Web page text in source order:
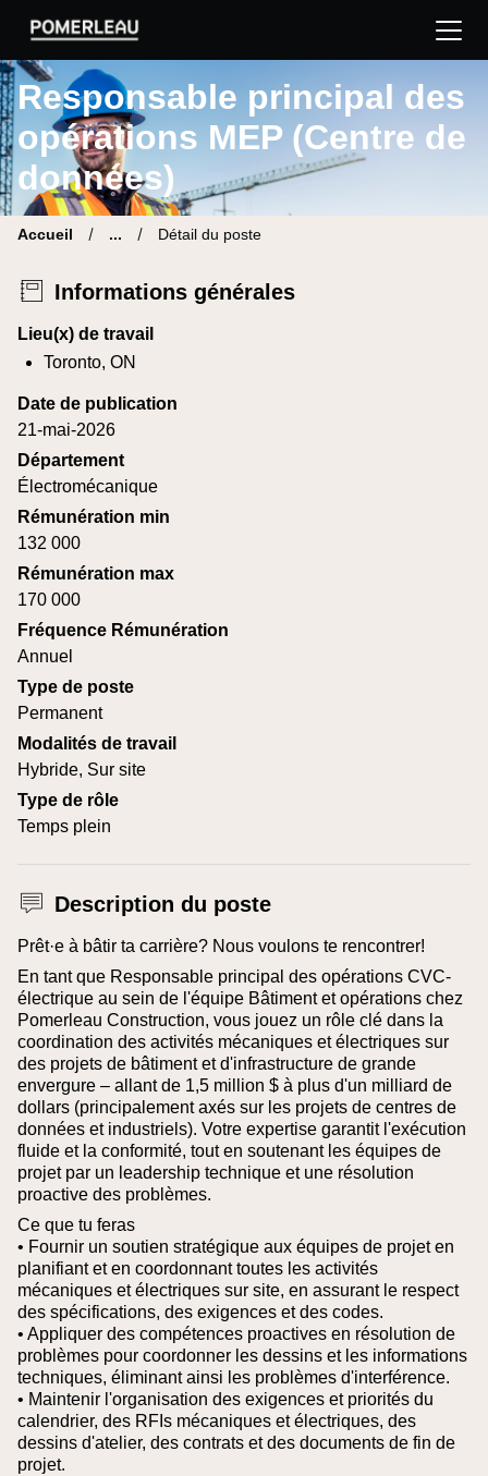
Pomerleau Site carrière | Trouve ton nouveau poste
Responsable principal des
opérations MEP (Centre de
données)
Accueil ... Détail du poste
Informations générales
Lieu(x) de travail
Toronto, ON
Date de publication
21-mai-2026
Département
Électromécanique
Rémunération min
132 000
Rémunération max
170 000
Fréquence Rémunération
Annuel
Type de poste
Permanent
Modalités de travail
Hybride, Sur site
Type de rôle
Temps plein
Description du poste
Prêt·e à bâtir ta carrière? Nous voulons te rencontrer!
En tant que Responsable principal des opérations CVC-
électrique au sein de l'équipe Bâtiment et opérations chez
Pomerleau Construction, vous jouez un rôle clé dans la
coordination des activités mécaniques et électriques sur
des projets de bâtiment et d'infrastructure de grande
envergure – allant de 1,5 million $ à plus d'un milliard de
dollars (principalement axés sur les projets de centres de
données et industriels). Votre expertise garantit l'exécution
fluide et la conformité, tout en soutenant les équipes de
projet par un leadership technique et une résolution
proactive des problèmes.
Ce que tu feras
• Fournir un soutien stratégique aux équipes de projet en
planifiant et en coordonnant toutes les activités
mécaniques et électriques sur site, en assurant le respect
des spécifications, des exigences et des codes.
• Appliquer des compétences proactives en résolution de
problèmes pour coordonner les dessins et les informations
techniques, éliminant ainsi les problèmes d'interférence.
• Maintenir l'organisation des exigences et priorités du
calendrier, des RFIs mécaniques et électriques, des
dessins d'atelier, des contrats et des documents de fin de
projet.